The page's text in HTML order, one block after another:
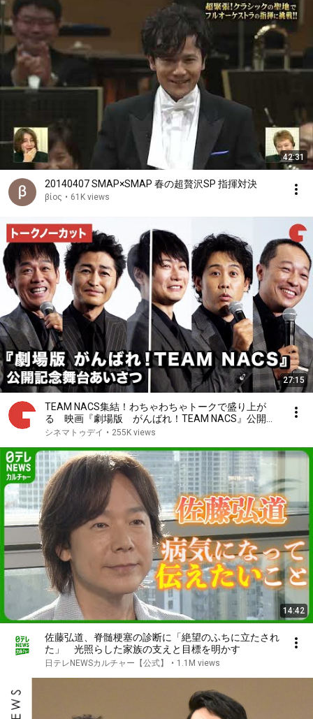
42:31
20140407 SMAP×SMAP 春の超贅沢SP 指揮対決
βίος • 61K views
27:15
TEAM NACS集結！わちゃわちゃトークで盛り上が
る 映画『劇場版 がんばれ！TEAM NACS』公開記
念舞台あいさつ【トークノーカット】
シネマトゥデイ • 255K views
14:42
佐藤弘道、脊髄梗塞の診断に「絶望のふちに立たされ
た」 光照らした家族の支えと目標を明かす
日テレNEWSカルチャー【公式】 • 1.1M views